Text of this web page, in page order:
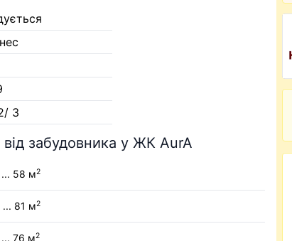
3
забудовника у ЖК AurA
58 м2
... 81 м2
... 76 м2